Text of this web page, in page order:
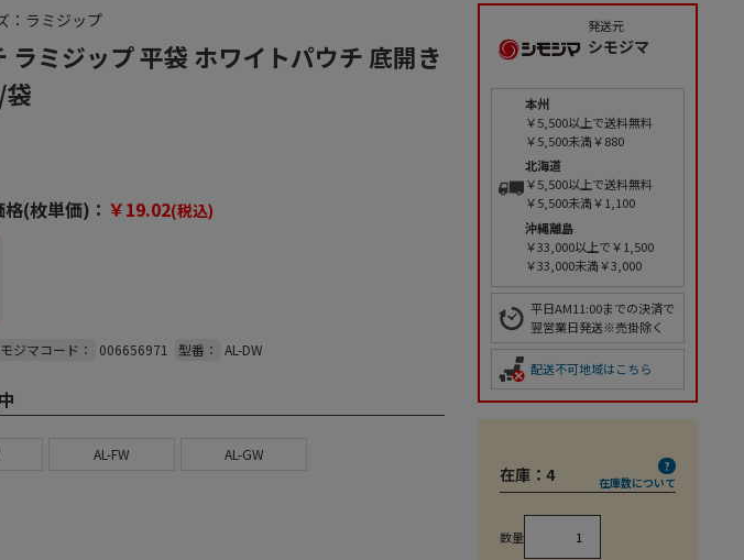
：ラミジップ
ラミジップ 平袋 ホワイトパウチ 底開き
袋
(枚単価)： ￥19.02(税込)
ジマコード： 006656971 型番： AL-DW
AL-FW AL-GW
発送元
シモジマ
本州
￥5,500以上で送料無料
￥5,500未満￥880
北海道
￥5,500以上で送料無料
￥5,500未満￥1,100
沖縄離島
￥33,000以上で￥1,500
￥33,000未満￥3,000
平日AM11:00までの決済で
翌営業日発送※売掛除く
配送不可地域はこちら
在庫： 4 在庫数について
数量